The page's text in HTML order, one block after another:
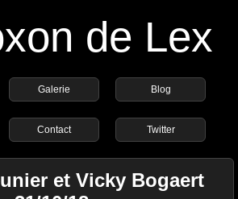
de Lex
Galerie Blog
Contact Twitter
et Vicky Bogaert